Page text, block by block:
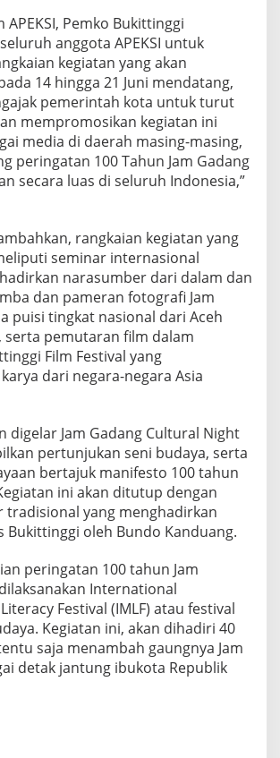
APEKSI, Pemko Bukittinggi
anggota APEKSI untuk
kegiatan yang akan
14 hingga 21 Juni mendatang,
pemerintah kota untuk turut
mempromosikan kegiatan ini
media di daerah masing-masing,
peringatan 100 Tahun Jam Gadang
secara luas di seluruh Indonesia,”
rangkaian kegiatan yang
seminar internasional
narasumber dari dalam dan
dan pameran fotografi Jam
puisi tingkat nasional dari Aceh
serta pemutaran film dalam
Film Festival yang
dari negara-negara Asia
digelar Jam Gadang Cultural Night
pertunjukan seni budaya, serta
bertajuk manifesto 100 tahun
ini akan ditutup dengan
tradisional yang menghadirkan
Bukittinggi oleh Bundo Kanduang.
peringatan 100 tahun Jam
International
Festival (IMLF) atau festival
Kegiatan ini, akan dihadiri 40
saja menambah gaungnya Jam
detak jantung ibukota Republik